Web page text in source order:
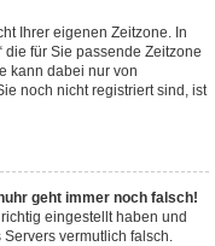
Ihrer eigenen Zeitzone. In
die für Sie passende Zeitzone
kann dabei nur von
noch nicht registriert sind, ist
geht immer noch falsch!
eingestellt haben und
vermutlich falsch.